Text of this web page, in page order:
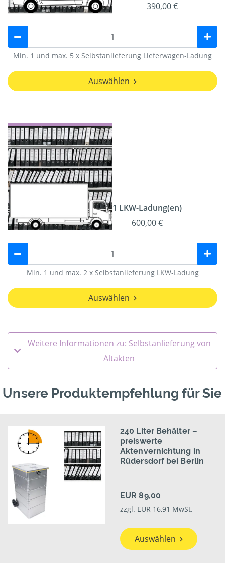
390,00 €
Min. 1 und max. 5 x Selbstanlieferung Lieferwagen-Ladung
Auswählen
1 LKW-Ladung(en)
600,00 €
Min. 1 und max. 2 x Selbstanlieferung LKW-Ladung
Auswählen
Weitere Informationen zu: Selbstanlieferung von
Altakten
Unsere Produktempfehlung für Sie
240 Liter Behälter –
preiswerte
Aktenvernichtung in
Rüdersdorf bei Berlin
EUR 89,00
zzgl. EUR 16,91 MwSt.
Auswählen